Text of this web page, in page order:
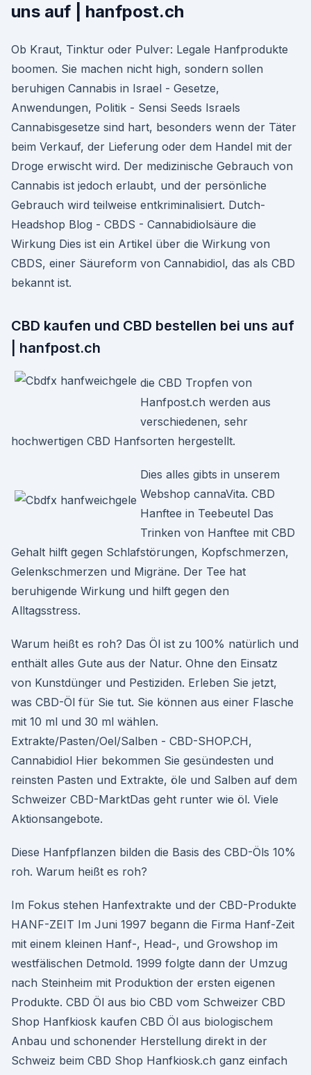
uns auf | hanfpost.ch
Ob Kraut, Tinktur oder Pulver: Legale Hanfprodukte
boomen. Sie machen nicht high, sondern sollen
beruhigen Cannabis in Israel - Gesetze,
Anwendungen, Politik - Sensi Seeds Israels
Cannabisgesetze sind hart, besonders wenn der Täter
beim Verkauf, der Lieferung oder dem Handel mit der
Droge erwischt wird. Der medizinische Gebrauch von
Cannabis ist jedoch erlaubt, und der persönliche
Gebrauch wird teilweise entkriminalisiert. Dutch-
Headshop Blog - CBDS - Cannabidiolsäure die
Wirkung Dies ist ein Artikel über die Wirkung von
CBDS, einer Säureform von Cannabidiol, das als CBD
bekannt ist.
CBD kaufen und CBD bestellen bei uns auf
| hanfpost.ch
die CBD Tropfen von
Hanfpost.ch werden aus
verschiedenen, sehr
hochwertigen CBD Hanfsorten hergestellt.
Dies alles gibts in unserem
Webshop cannaVita. CBD
Hanftee in Teebeutel Das
Trinken von Hanftee mit CBD
Gehalt hilft gegen Schlafstörungen, Kopfschmerzen,
Gelenkschmerzen und Migräne. Der Tee hat
beruhigende Wirkung und hilft gegen den
Alltagsstress.
Warum heißt es roh? Das Öl ist zu 100% natürlich und
enthält alles Gute aus der Natur. Ohne den Einsatz
von Kunstdünger und Pestiziden. Erleben Sie jetzt,
was CBD-Öl für Sie tut. Sie können aus einer Flasche
mit 10 ml und 30 ml wählen.
Extrakte/Pasten/Oel/Salben - CBD-SHOP.CH,
Cannabidiol Hier bekommen Sie gesündesten und
reinsten Pasten und Extrakte, öle und Salben auf dem
Schweizer CBD-MarktDas geht runter wie öl. Viele
Aktionsangebote.
Diese Hanfpflanzen bilden die Basis des CBD-Öls 10%
roh. Warum heißt es roh?
Im Fokus stehen Hanfextrakte und der CBD-Produkte
HANF-ZEIT Im Juni 1997 begann die Firma Hanf-Zeit
mit einem kleinen Hanf-, Head-, und Growshop im
westfälischen Detmold. 1999 folgte dann der Umzug
nach Steinheim mit Produktion der ersten eigenen
Produkte. CBD Öl aus bio CBD vom Schweizer CBD
Shop Hanfkiosk kaufen CBD Öl aus biologischem
Anbau und schonender Herstellung direkt in der
Schweiz beim CBD Shop Hanfkiosk.ch ganz einfach